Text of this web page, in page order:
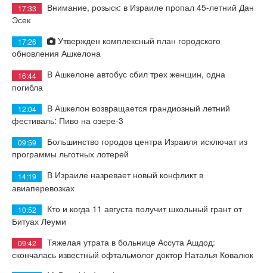
17:33
Внимание, розыск: в Израиле пропал 45-летний Дан
Эсек
17:26
Утвержден комплексный план городского
обновления Ашкелона
16:44
В Ашкелоне автобус сбил трех женщин, одна
погибла
12:04
В Ашкелон возвращается грандиозный летний
фестиваль: Пиво на озере-3
09:59
Большинство городов центра Израиля исключат из
программы льготных лотерей
14:19
В Израиле назревает новый конфликт в
авиаперевозках
10:52
Кто и когда 11 августа получит школьный грант от
Битуах Леуми
09:42
Тяжелая утрата в больнице Ассута Ашдод:
скончалась известный офтальмолог доктор Наталья Ковалюк